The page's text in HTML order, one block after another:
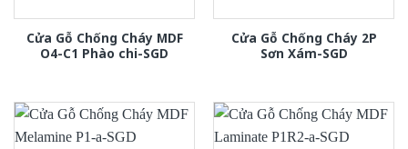
Cửa Gỗ Chống Cháy MDF
O4-C1 Phào chi-SGD
Cửa Gỗ Chống Cháy 2P
Sơn Xám-SGD